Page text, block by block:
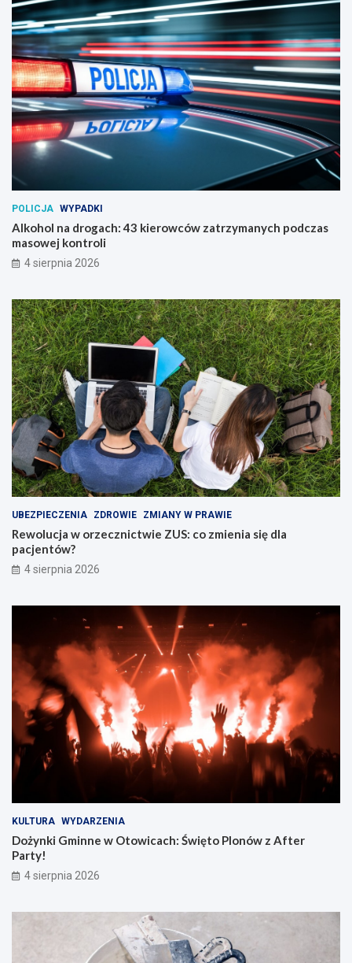
POLICJA WYPADKI
Alkohol na drogach: 43 kierowców zatrzymanych podczas
masowej kontroli
4 sierpnia 2026
UBEZPIECZENIA ZDROWIE ZMIANY W PRAWIE
Rewolucja w orzecznictwie ZUS: co zmienia się dla
pacjentów?
4 sierpnia 2026
KULTURA WYDARZENIA
Dożynki Gminne w Otowicach: Święto Plonów z After
Party!
4 sierpnia 2026